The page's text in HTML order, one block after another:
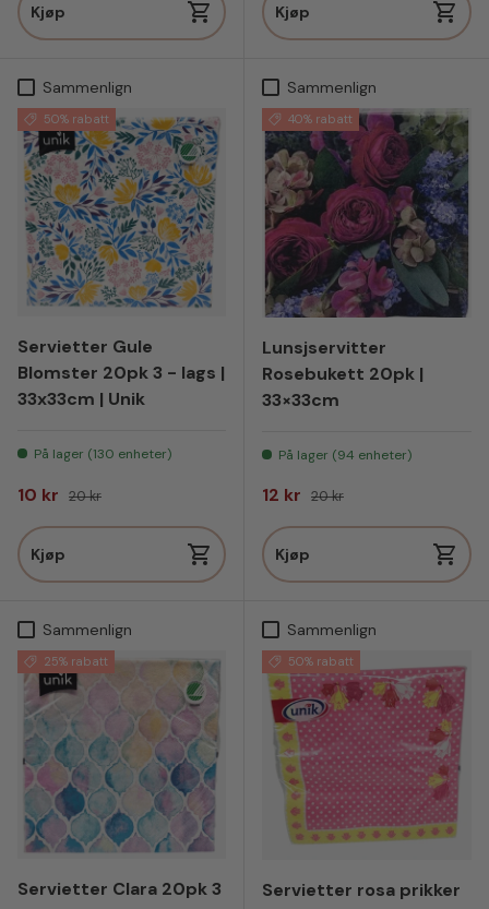
Kjøp Kjøp
Sammenlign
50% rabatt
Servietter Gule
Blomster 20pk 3 - lags |
33x33cm | Unik
På lager (130 enheter)
Salgspris
10 kr Vanlig pris
20 kr
Kjøp
Sammenlign
40% rabatt
Lunsjservitter
Rosebukett 20pk |
33×33cm
På lager (94 enheter)
Salgspris
12 kr Vanlig pris
20 kr
Kjøp
Sammenlign
25% rabatt
Servietter Clara 20pk 3
Sammenlign
50% rabatt
Servietter rosa prikker